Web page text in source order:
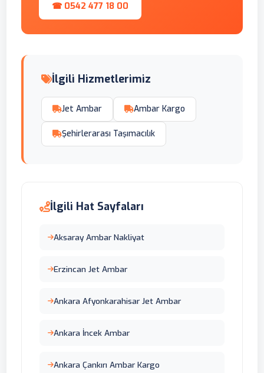
☎ 0542 477 18 00
İlgili Hizmetlerimiz
Jet Ambar Ambar Kargo
Şehirlerarası Taşımacılık
İlgili Hat Sayfaları
Aksaray Ambar Nakliyat
Erzincan Jet Ambar
Ankara Afyonkarahisar Jet Ambar
Ankara İncek Ambar
Ankara Çankırı Ambar Kargo